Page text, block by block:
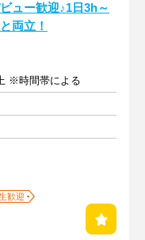
ュー歓迎♪1日3h～
両立！
※時間帯による
歓迎